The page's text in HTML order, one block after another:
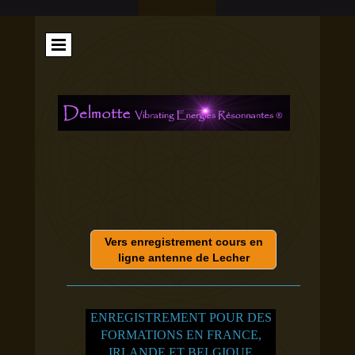
ENREGISTREMENT POUR DES
FORMATIONS EN FRANCE,
IRLANDE ET BELGIQUE
Vers enregistrement cours en
ligne antenne de Lecher